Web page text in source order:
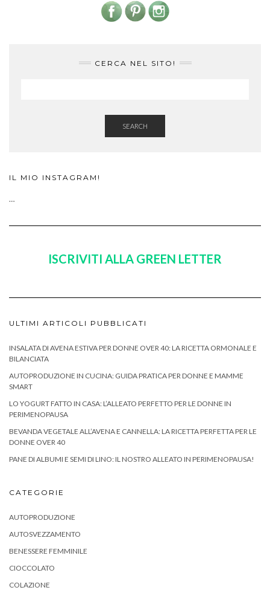
CERCA NEL SITO!
SEARCH
IL MIO INSTAGRAM!
…
ISCRIVITI ALLA GREEN LETTER
ULTIMI ARTICOLI PUBBLICATI
INSALATA DI AVENA ESTIVA PER DONNE OVER 40: LA RICETTA ORMONALE E
BILANCIATA
AUTOPRODUZIONE IN CUCINA: GUIDA PRATICA PER DONNE E MAMME
SMART
LO YOGURT FATTO IN CASA: L’ALLEATO PERFETTO PER LE DONNE IN
PERIMENOPAUSA
BEVANDA VEGETALE ALL’AVENA E CANNELLA: LA RICETTA PERFETTA PER LE
DONNE OVER 40
PANE DI ALBUMI E SEMI DI LINO: IL NOSTRO ALLEATO IN PERIMENOPAUSA!
CATEGORIE
AUTOPRODUZIONE
AUTOSVEZZAMENTO
BENESSERE FEMMINILE
CIOCCOLATO
COLAZIONE